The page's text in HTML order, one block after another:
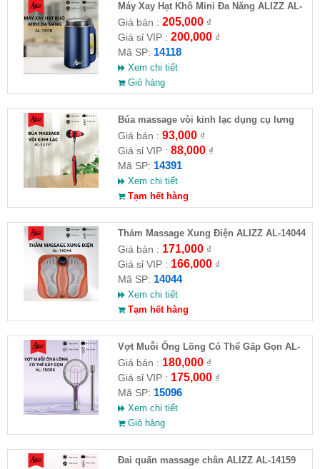
Máy Xay Hạt Khô Mini Đa Năng ALIZZ AL-
14118
Giá bán : 205,000₫
Giá sỉ VIP : 200,000₫
Mã SP: 14118
Xem chi tiết
Giỏ hàng
Búa massage vòi kinh lạc dụng cụ lưng
silicone ALIZZ AL-14391
Giá bán : 93,000₫
Giá sỉ VIP : 88,000₫
Mã SP: 14391
Xem chi tiết
Tạm hết hàng
Thảm Massage Xung Điện ALIZZ AL-14044
Trị Liệu Bàn Chân Thông Minh
Giá bán : 171,000₫
Giá sỉ VIP : 166,000₫
Mã SP: 14044
Xem chi tiết
Tạm hết hàng
Vợt Muỗi Ống Lồng Có Thể Gấp Gọn AL-
15096
Giá bán : 180,000₫
Giá sỉ VIP : 175,000₫
Mã SP: 15096
Xem chi tiết
Giỏ hàng
Đai quấn massage chân ALIZZ AL-14159